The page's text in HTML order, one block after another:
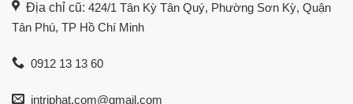
Địa chỉ cũ: 424/1 Tân Kỳ Tân Quý, Phường Sơn Kỳ, Quận
Tân Phú, TP Hồ Chí Minh
0912 13 13 60
intriphat.com@gmail.com